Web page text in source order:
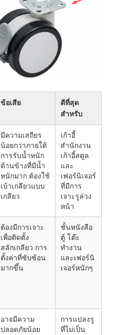
ข้อเสีย
ดีที่สุด
สำหรับ
มีความเสถียร
น้อยกว่าภายใต้
การรับน้ำหนัก
ด้านข้างที่มีน้ำ
หนักมาก ต้องใช้
เบ้าเกลียวแบบ
เกลียว
เก้าอี้
สำนักงาน
เก้าอี้สตูล
และ
เฟอร์นิเจอร์
ที่มีการ
เจาะรูล่วง
หน้า
ต้องมีการเจาะ
เพื่อติดตั้ง
สลักเกลียว การ
ตั้งค่าที่ซับซ้อน
มากขึ้น
ชั้นหนังสือ
ตู้ โต๊ะ
ทำงาน
และเฟอร์นิ
เจอร์หนักๆ
อาจมีความ
ปลอดภัยน้อย
การแปลงรู
ที่ไม่เป็น